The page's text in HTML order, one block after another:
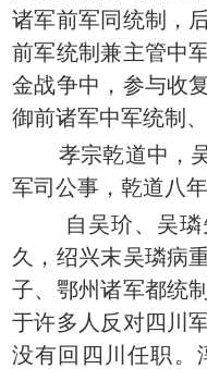
诸军前军同统制，
前军统制兼主管中
金战争中，参与收
御前诸军中军统制
孝宗乾道中，吴
军司公事，乾道八
自吴玠、吴璘先
久，绍兴末吴璘病
子、鄂州诸军都统
于许多人反对四川
没有回四川任职。